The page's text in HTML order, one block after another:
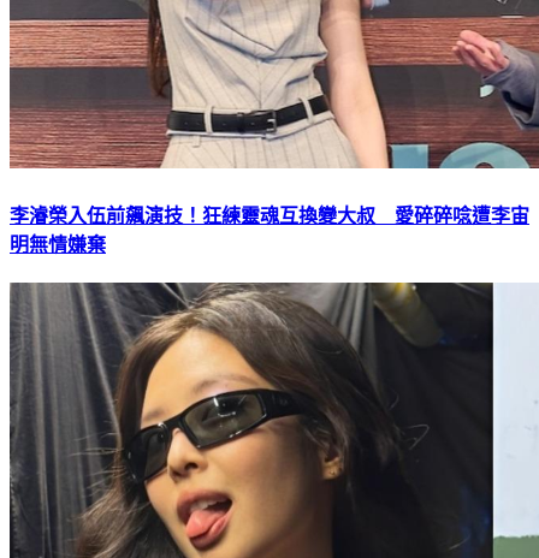
李濬榮入伍前飆演技！狂練靈魂互換變大叔 愛碎碎唸遭李宙
明無情嫌棄